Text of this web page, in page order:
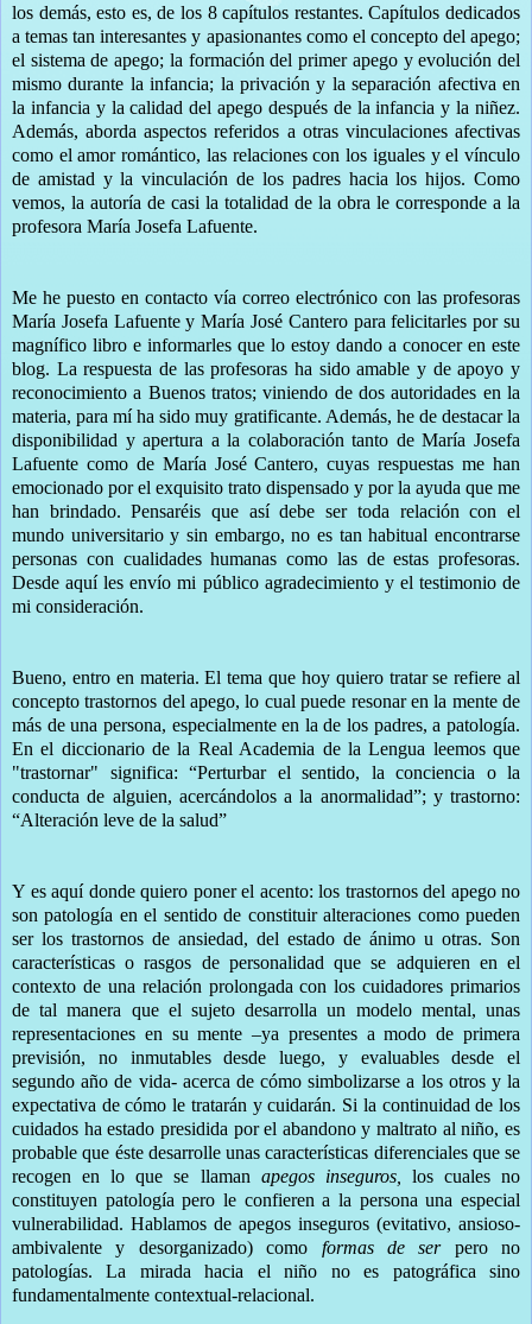
los demás, esto es, de los 8 capítulos restantes. Capítulos dedicados
a temas tan interesantes y apasionantes como el concepto del apego;
el sistema de apego; la formación del primer apego y evolución del
mismo durante la infancia; la privación y la separación afectiva en
la infancia y la calidad del apego después de la infancia y la niñez.
Además, aborda aspectos referidos a otras vinculaciones afectivas
como el amor romántico, las relaciones con los iguales y el vínculo
de amistad y la vinculación de los padres hacia los hijos. Como
vemos, la autoría de casi la totalidad de la obra le corresponde a la
profesora María Josefa Lafuente.
Me he puesto en contacto vía correo electrónico con las profesoras
María Josefa Lafuente y María José Cantero para felicitarles por su
magnífico libro e informarles que lo estoy dando a conocer en este
blog. La respuesta de las profesoras ha sido amable y de apoyo y
reconocimiento a Buenos tratos; viniendo de dos autoridades en la
materia, para mí ha sido muy gratificante. Además, he de destacar la
disponibilidad y apertura a la colaboración tanto de María Josefa
Lafuente como de María José Cantero, cuyas respuestas me han
emocionado por el exquisito trato dispensado y por la ayuda que me
han brindado. Pensaréis que así debe ser toda relación con el
mundo universitario y sin embargo, no es tan habitual encontrarse
personas con cualidades humanas como las de estas profesoras.
Desde aquí les envío mi público agradecimiento y el testimonio de
mi consideración.
Bueno, entro en materia. El tema que hoy quiero tratar se refiere al
concepto trastornos del apego, lo cual puede resonar en la mente de
más de una persona, especialmente en la de los padres, a patología.
En el diccionario de la Real Academia de la Lengua leemos que
"trastornar" significa: “Perturbar el sentido, la conciencia o la
conducta de alguien, acercándolos a la anormalidad”; y trastorno:
“Alteración leve de la salud”
Y es aquí donde quiero poner el acento: los trastornos del apego no
son patología en el sentido de constituir alteraciones como pueden
ser los trastornos de ansiedad, del estado de ánimo u otras. Son
características o rasgos de personalidad que se adquieren en el
contexto de una relación prolongada con los cuidadores primarios
de tal manera que el sujeto desarrolla un modelo mental, unas
representaciones en su mente –ya presentes a modo de primera
previsión, no inmutables desde luego, y evaluables desde el
segundo año de vida- acerca de cómo simbolizarse a los otros y la
expectativa de cómo le tratarán y cuidarán. Si la continuidad de los
cuidados ha estado presidida por el abandono y maltrato al niño, es
probable que éste desarrolle unas características diferenciales que se
recogen en lo que se llaman apegos inseguros,
los cuales no
constituyen patología pero le confieren a la persona una especial
vulnerabilidad. Hablamos de apegos inseguros (evitativo, ansioso-
ambivalente y desorganizado) como formas de serpero no
patologías. La mirada hacia el niño no es patográfica sino
fundamentalmente contextual-relacional.